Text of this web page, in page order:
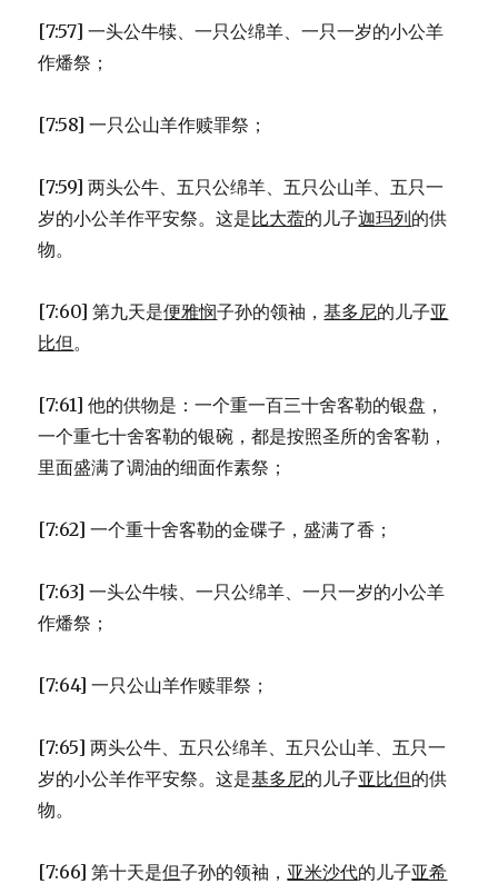
[7:57] 一头公牛犊、一只公绵羊、一只一岁的小公羊
作燔祭；
[7:58] 一只公山羊作赎罪祭；
[7:59] 两头公牛、五只公绵羊、五只公山羊、五只一
岁的小公羊作平安祭。这是比大蓿的儿子迦玛列的供
物。
[7:60] 第九天是便雅悯子孙的领袖，基多尼的儿子亚
比但。
[7:61] 他的供物是：一个重一百三十舍客勒的银盘，
一个重七十舍客勒的银碗，都是按照圣所的舍客勒，
里面盛满了调油的细面作素祭；
[7:62] 一个重十舍客勒的金碟子，盛满了香；
[7:63] 一头公牛犊、一只公绵羊、一只一岁的小公羊
作燔祭；
[7:64] 一只公山羊作赎罪祭；
[7:65] 两头公牛、五只公绵羊、五只公山羊、五只一
岁的小公羊作平安祭。这是基多尼的儿子亚比但的供
物。
[7:66] 第十天是但子孙的领袖， 亚米沙代的儿子亚希